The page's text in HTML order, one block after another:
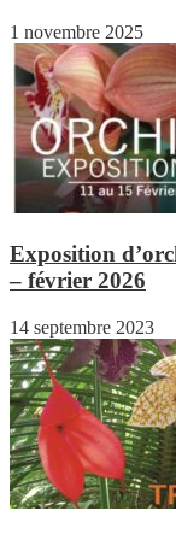
1 novembre 2025
Exposition
– février 2026
14 septembre 2023